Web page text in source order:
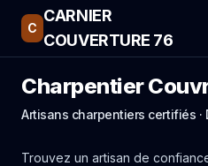
C
CARNIER
COUVERTURE 76
Charpentier
Artisans charpentiers certifiés
Trouvez un artisan de